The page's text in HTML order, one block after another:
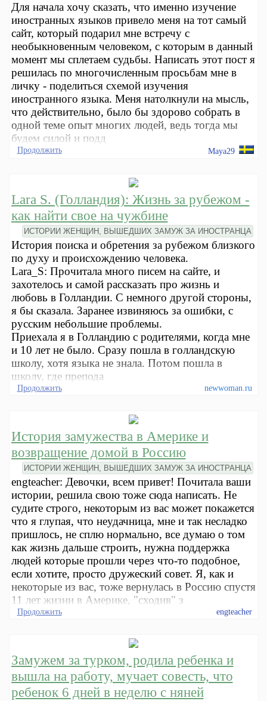
Для начала хочу сказать, что именно изучение
иностранных языков привело меня на тот самый
сайт, который подарил мне встречу с
необыкновенным человеком, с которым в данный
момент мы сплетаем судьбы. Написать этот пост я
решилась по многочисленным просьбам мне в
личку - поделиться схемой изучения
иностранного языка. Меня натолкнули на мысль,
что действительно, было бы здорово собрать в
одной теме опыт многих людей, ведь тогда мы
будем силой и подд
Продолжить Maya29
Lara S. (Голландия): Жизнь за рубежом -
как найти свое на чужбине
ИСТОРИИ ЖЕНЩИН, ВЫШЕДШИХ ЗАМУЖ ЗА ИНОСТРАНЦА
История поиска и обретения за рубежом близкого
по духу и происхождению человека.
Lara_S: Прочитала много писем на сайте, и
захотелось и самой рассказать про жизнь и
любовь в Голландии. С немного другой стороны,
я бы сказала. Заранее извиняюсь за ошибки, с
русским небольшие проблемы.
Приехала я в Голландию с родителями, когда мне
и 10 лет не было. Сразу пошла в голландскую
школу, хотя языка не знала. Потом пошла в
школу, где препода
Продолжить newwoman.ru
История замужества в Америке и
возвращение домой в Россию
ИСТОРИИ ЖЕНЩИН, ВЫШЕДШИХ ЗАМУЖ ЗА ИНОСТРАНЦА
engteacher: Девочки, всем привет! Почитала ваши
истории, решила свою тоже сюда написать. Не
судите строго, некоторым из вас может покажется
что я глупая, что неудачница, мне и так несладко
пришлось, не сплю нормально, все думаю о том
как жизнь дальше строить, нужна поддержка
людей которые прошли через что-то подобное,
если хотите, просто дружеский совет. Я, как и
некоторые из вас, тоже вернулась в Россию спустя
11 лет жизни в Америке, "сходив" з
Продолжить engteacher
Замужем за турком, родила ребенка и
вышла на работу, мучает совесть, что
ребенок 6 дней в неделю с няней